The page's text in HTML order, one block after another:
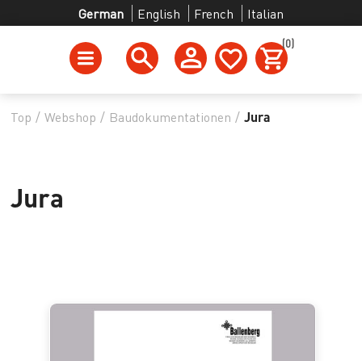
German English French Italian
(0)
Top / Webshop / Baudokumentationen / Jura
Jura